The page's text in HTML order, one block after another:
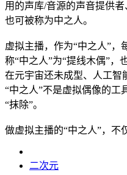
用的声库/音源的声音提供
也可被称为中之人。
虚拟主播，作为“中之人”，
称“中之人”为“提线木偶”，
在元宇宙还未成型、人工智
“中之人”不是虚拟偶像的工
“抹除”。
做虚拟主播的“中之人”，不
二次元